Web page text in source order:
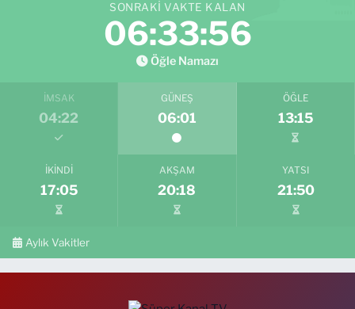
SONRAKI VAKTE KALAN
06:33:55
Öğle Namazı
İMSAK
04:22
GÜNEŞ
06:01
ÖĞLE
13:15
İKINDI
17:05
AKŞAM
20:18
YATSI
21:50
Aylık Vakitler